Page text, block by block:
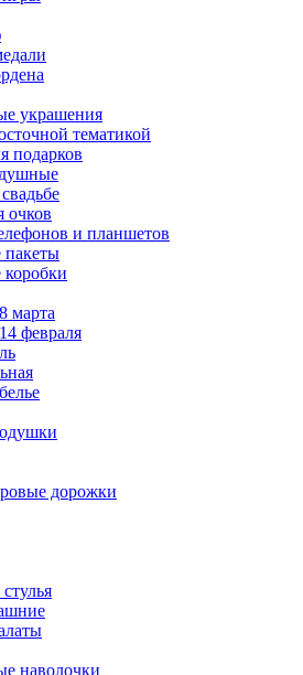
украшения
тематикой
подарков
очков
и планшетов
марта
февраля
дорожки
наволочки